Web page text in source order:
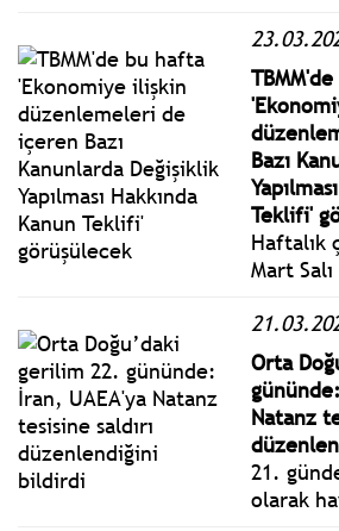
alandaki
Bazı
Teklifi'
Haftalık
Mart
ilişkin
içeren
Orta
Natanz
21.
olarak